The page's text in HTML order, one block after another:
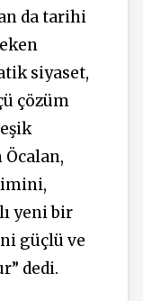
da tarihi
siyaset,
çözüm
Öcalan,
yeni bir
güçlü ve
dedi.